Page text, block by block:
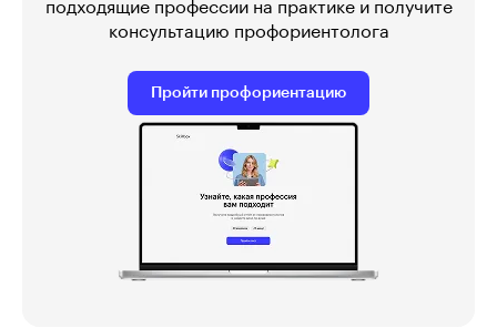
подходящие профессии на практике и получите
консультацию профориентолога
Пройти профориентацию